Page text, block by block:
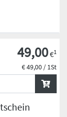
49,00€1
€ 49,00 / 1St